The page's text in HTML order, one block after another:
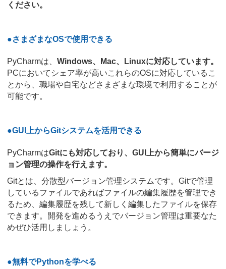
ください。
●さまざまなOSで使用できる
PyCharmは、 Windows、Mac、Linuxに対応しています。
PCにおいてシェア率が高いこれらのOSに対応しているこ
とから、職場や自宅などさまざまな環境で利用することが
可能です。
●GUI上からGitシステムを活用できる
PyCharmはGitにも対応しており、GUI上から簡単にバージ
ョン管理の操作を行えます。
Gitとは、分散型バージョン管理システムです。Gitで管理
しているファイルであればファイルの編集履歴を管理でき
るため、編集履歴を残して新しく編集したファイルを保存
できます。開発を進めるうえでバージョン管理は重要なた
めぜひ活用しましょう。
●無料でPythonを学べる